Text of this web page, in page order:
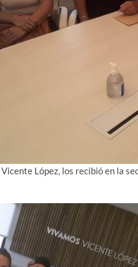
Vicente López, los recibió en la